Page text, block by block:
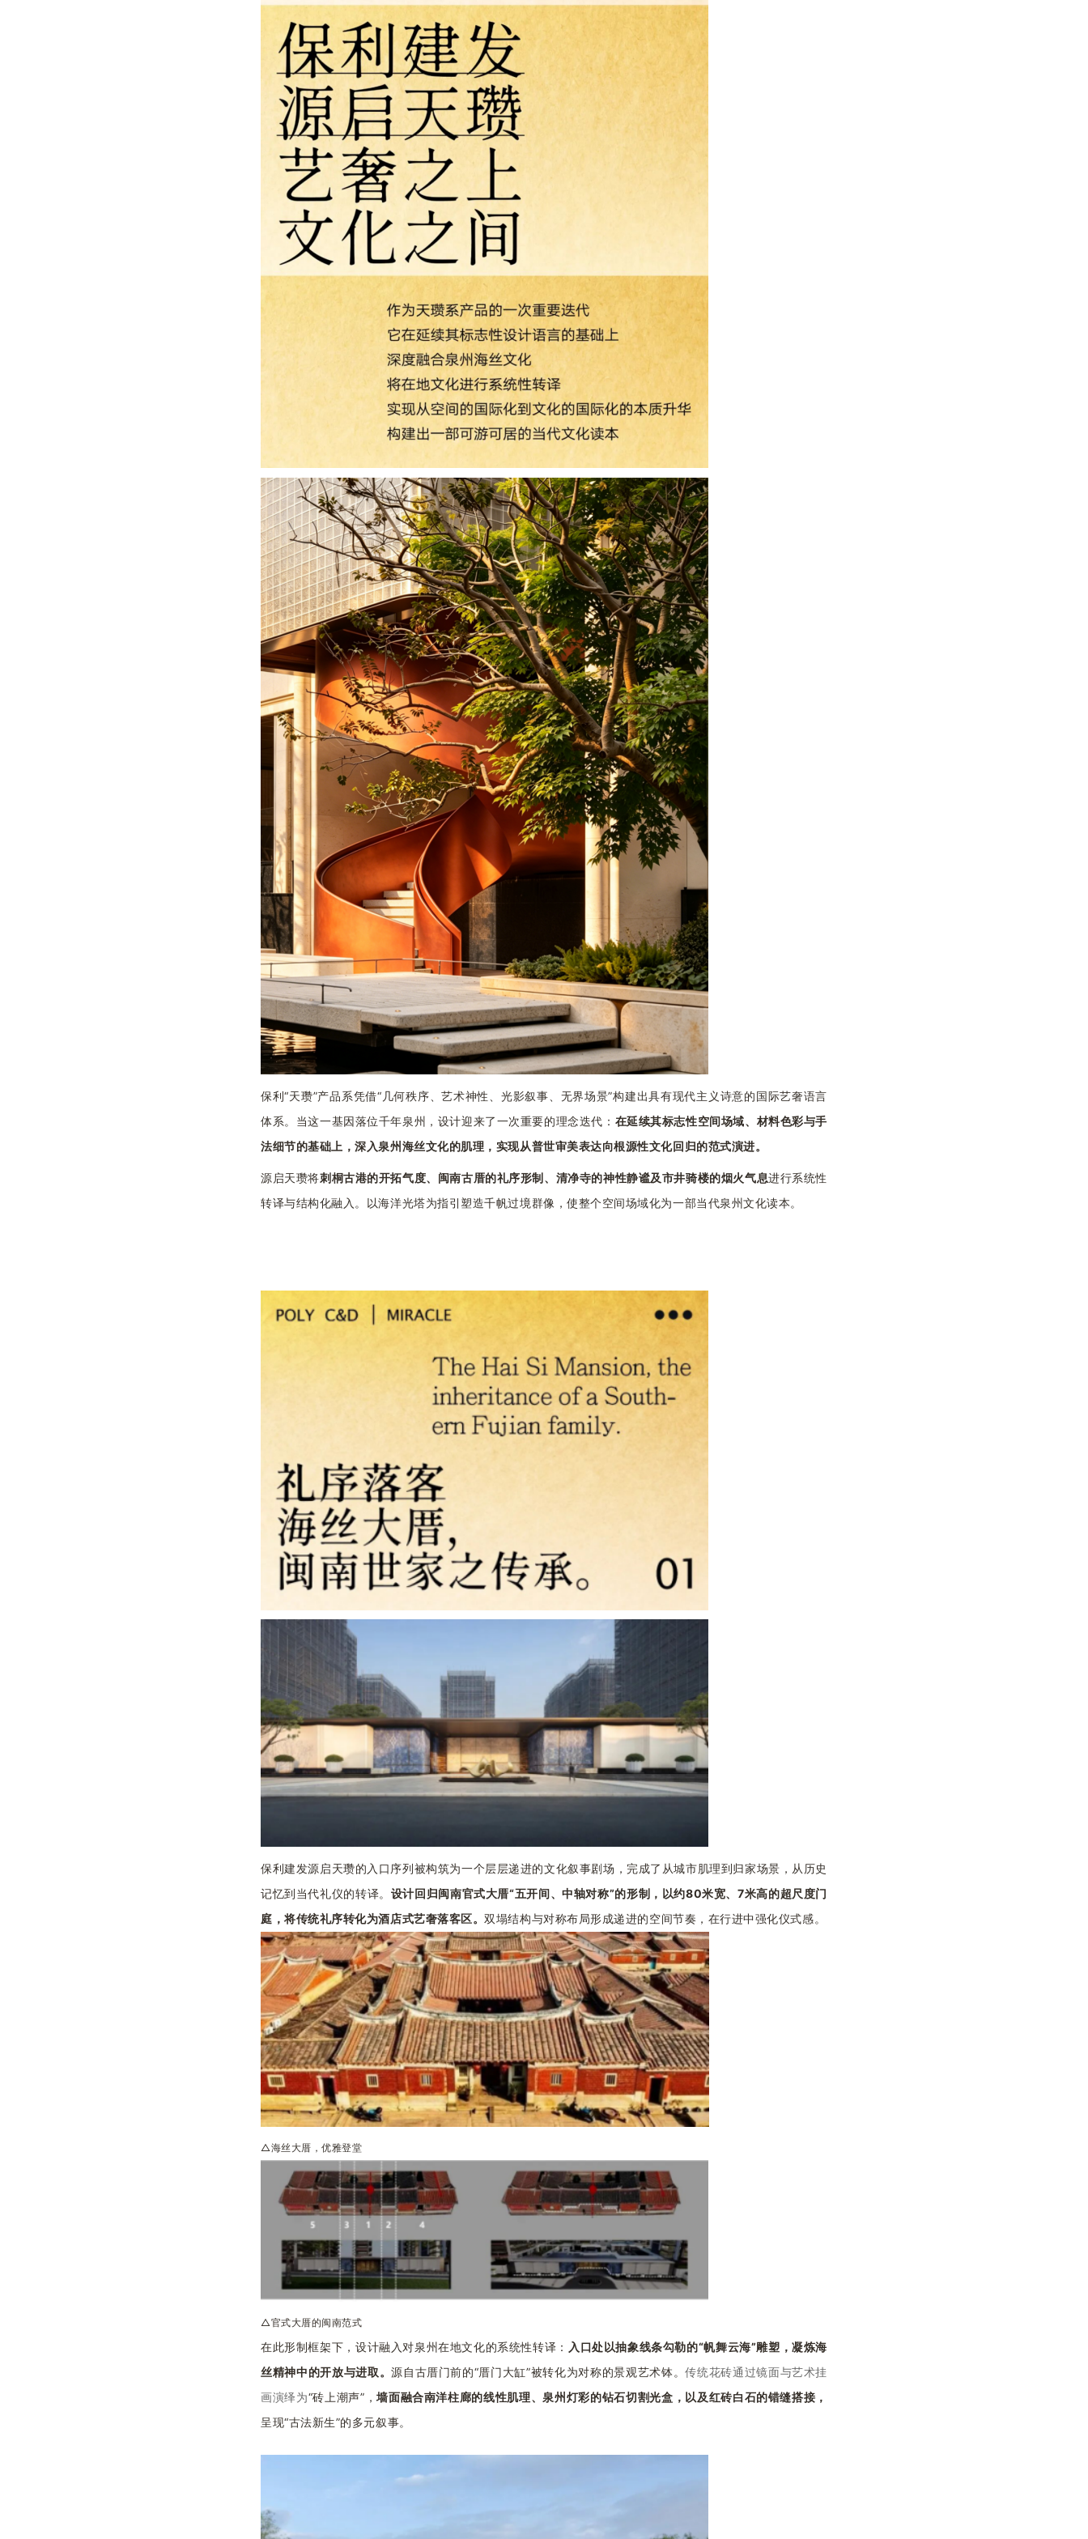
保利“天瓒”产品系凭借“几何秩序、艺术神性、光影叙事、无界场景”构建出具有现代主义诗意的国际艺奢语言
体系。当这一基因落位千年泉州，设计迎来了一次重要的理念迭代： 在延续其标志性空间场域、材料色彩与手
法细节的基础上，深入泉州海丝文化的肌理，实现从普世审美表达向根源性文化回归的范式演进。
源启天瓒将刺桐古港的开拓气度、闽南古厝的礼序形制、清净寺的神性静谧及市井骑楼的烟火气息进行系统性
转译与结构化融入。以海洋光塔为指引塑造千帆过境群像，使整个空间场域化为一部当代泉州文化读本。
保利建发源启天瓒的入口序列被构筑为一个层层递进的文化叙事剧场， 完成了从城市肌理到归家场景，从历史
记忆到当代礼仪的转译。 设计回归闽南官式大厝“五开间、中轴对称”的形制， 以约80米宽、7米高的超尺度门
庭，将传统礼序转化为酒店式艺奢落客区。双塌结构与对称布局形成递进的空间节奏，在行进中强化仪式感。
△海丝大厝，优雅登堂
△官式大厝的闽南范式
在此形制框架下，设计融入对泉州在地文化的系统性转译： 入口处以抽象线条勾勒的“帆舞云海”雕塑 ，凝炼海
丝精神中的开放与进取。源自古厝门前的“厝门大缸”被转化为对称的景观艺术钵。传统花砖通过镜面与艺术挂
画演绎为“砖上潮声”，墙面融合南洋柱廊的线性肌理、泉州灯彩的钻石切割光盒 ， 以及红砖白石的错缝搭接，
呈现“古法新生”的多元叙事。